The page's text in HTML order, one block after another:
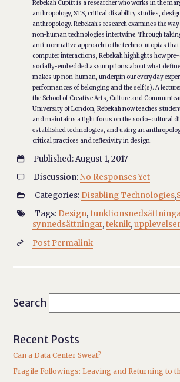
Rebekah Cupitt is a researcher who works in the
anthropology, STS, critical disability studies,
anthropology. Rebekah's research examines the
non-human technologies intertwine. Through
anti-normative approach to the techno-utopias
computer interactions, Rebekah highlights how
socially-embedded assumptions about what
makes up non-human, underpin our everyday
performances of belonging and the self(s). A
the School of Creative Arts, Culture and
University of London, Rebekah now teaches
and maintains a tight focus on the socio-cultural
established technologies, and using an
critical practices and reflexivity in design.
 Published: August 1, 2017
 Discussion:No Responses Yet
 Categories: Disabling Technologies,
 Tags: Design,
synnedsättningar,teknik,
 Post Permalink
Search
Recent Posts
Can a Data Center Sweat?
Fragile Followings: Leaving and Returning to